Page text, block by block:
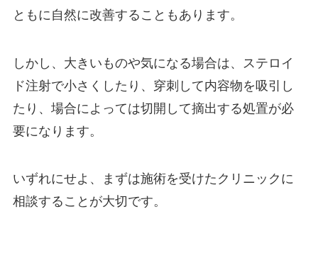
ともに自然に改善することもあります。
しかし、大きいものや気になる場合は、ステロイ
ド注射で小さくしたり、穿刺して内容物を吸引し
たり、場合によっては切開して摘出する処置が必
要になります。
いずれにせよ、まずは施術を受けたクリニックに
相談することが大切です。